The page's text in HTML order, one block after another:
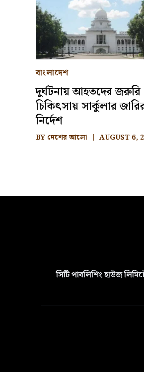
বাংলাদেশ
দুর্ঘটনায় আহতদের জরুরি
চিকিৎসায় সার্কুলার
নির্দেশ
BY দেশের আলো AUGUST 6,
সিটি পাবলিশিং হাউজ